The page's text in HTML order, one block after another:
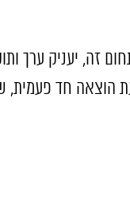
זה, יעניק ערך
הוצאה חד